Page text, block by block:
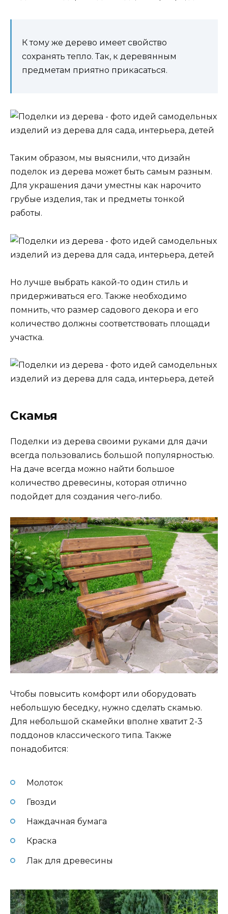
К тому же дерево имеет свойство
сохранять тепло. Так, к деревянным
предметам приятно прикасаться.
Таким образом, мы выяснили, что дизайн
поделок из дерева может быть самым разным.
Для украшения дачи уместны как нарочито
грубые изделия, так и предметы тонкой
работы.
Но лучше выбрать какой-то один стиль и
придерживаться его. Также необходимо
помнить, что размер садового декора и его
количество должны соответствовать площади
участка.
Скамья
Поделки из дерева своими руками для дачи
всегда пользовались большой популярностью.
На даче всегда можно найти большое
количество древесины, которая отлично
подойдет для создания чего-либо.
Чтобы повысить комфорт или оборудовать
небольшую беседку, нужно сделать скамью.
Для небольшой скамейки вполне хватит 2-3
поддонов классического типа. Также
понадобится:
Молоток
Гвозди
Наждачная бумага
Краска
Лак для древесины